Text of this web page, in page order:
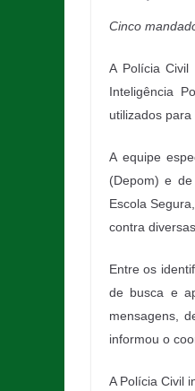
Cinco
A Polícia Civil
Inteligência
utilizados
A equipe
(Depom) e
Escola
contra
Entre os
de busca e
mensagens,
informou o
A Polícia Civil